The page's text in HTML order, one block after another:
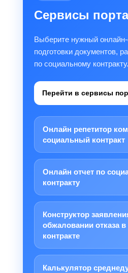
Сервисы
Выберите нужный
подготовки документов,
по социальному контракту.
Перейти в сервисы
Онлайн репетитор
социальный контракт
Онлайн отчет по
контракту
Конструктор
обжаловании отказа
контракте
Калькулятор